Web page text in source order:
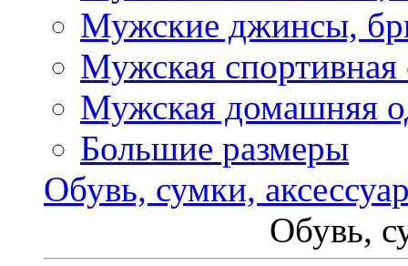
Мужские джинсы,
Мужская спортивная
Мужская домашняя
Большие размеры
Обувь, сумки,
Обувь,